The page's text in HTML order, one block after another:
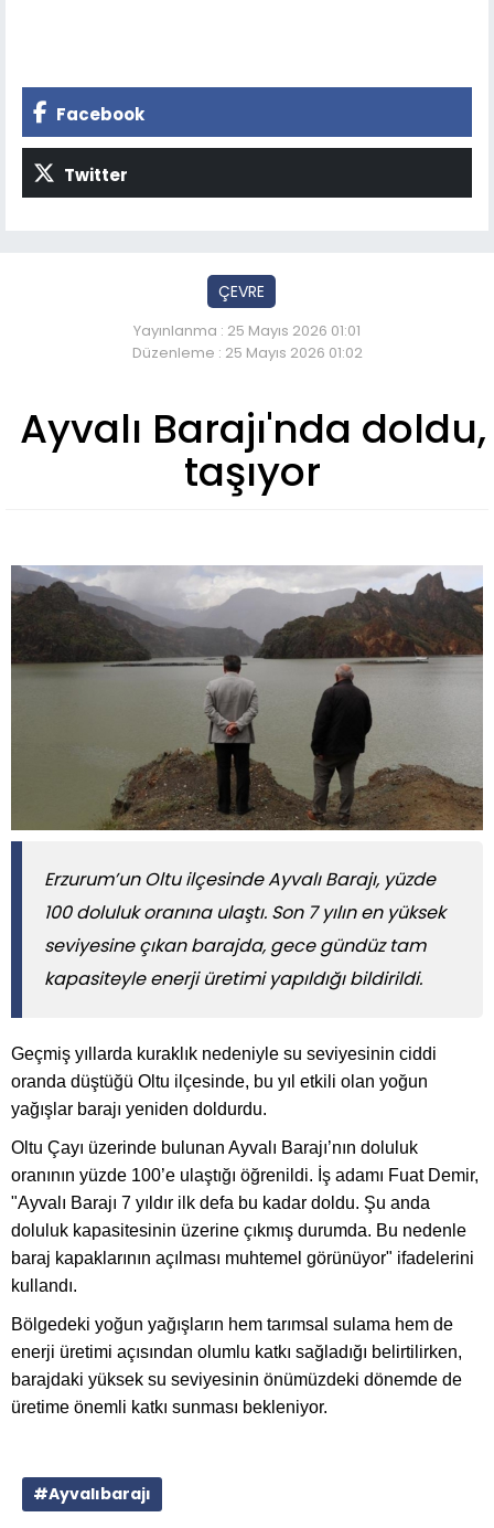
Facebook
Twitter
ÇEVRE
Yayınlanma : 25 Mayıs 2026 01:01
Düzenleme : 25 Mayıs 2026 01:02
Ayvalı Barajı'nda doldu,
taşıyor
Erzurum’un Oltu ilçesinde Ayvalı Barajı, yüzde
100 doluluk oranına ulaştı. Son 7 yılın en yüksek
seviyesine çıkan barajda, gece gündüz tam
kapasiteyle enerji üretimi yapıldığı bildirildi.
Geçmiş yıllarda kuraklık nedeniyle su seviyesinin ciddi
oranda düştüğü Oltu ilçesinde, bu yıl etkili olan yoğun
yağışlar barajı yeniden doldurdu.
Oltu Çayı üzerinde bulunan Ayvalı Barajı’nın doluluk
oranının yüzde 100’e ulaştığı öğrenildi. İş adamı Fuat Demir,
"Ayvalı Barajı 7 yıldır ilk defa bu kadar doldu. Şu anda
doluluk kapasitesinin üzerine çıkmış durumda. Bu nedenle
baraj kapaklarının açılması muhtemel görünüyor" ifadelerini
kullandı.
Bölgedeki yoğun yağışların hem tarımsal sulama hem de
enerji üretimi açısından olumlu katkı sağladığı belirtilirken,
barajdaki yüksek su seviyesinin önümüzdeki dönemde de
üretime önemli katkı sunması bekleniyor.
#Ayvalıbarajı